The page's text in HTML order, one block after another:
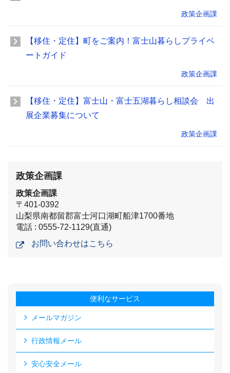
政策企画課
【移住・定住】町をご案内！富士山暮らしプライベ
ートガイド
政策企画課
【移住・定住】富士山・富士五湖暮らし相談会 出
展企業募集について
政策企画課
政策企画課
政策企画課
〒401-0392
山梨県南都留郡富士河口湖町船津1700番地
電話 : 0555-72-1129(直通)
お問い合わせはこちら
便利なサービス
メールマガジン
行政情報メール
安心安全メール